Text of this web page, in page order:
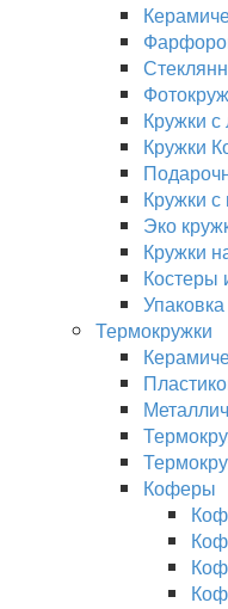
Кружки с
Кружки
Кружки
Эко
Кружки
Костеры
Термокружки
Коферы